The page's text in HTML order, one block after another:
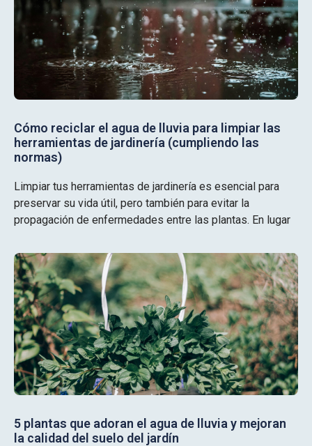
Cómo reciclar el agua de lluvia para limpiar las
herramientas de jardinería (cumpliendo las
normas)
Limpiar tus herramientas de jardinería es esencial para
preservar su vida útil, pero también para evitar la
propagación de enfermedades entre las plantas. En lugar
5 plantas que adoran el agua de lluvia y mejoran
la calidad del suelo del jardín